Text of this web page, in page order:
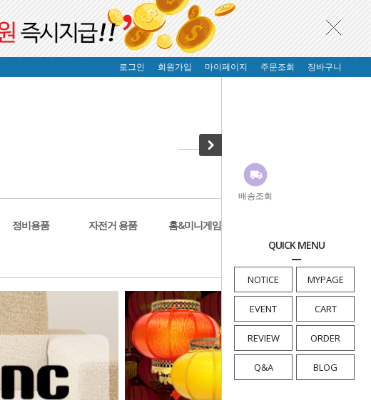
배송조회
QUICK MENU
NOTICE MYPAGE
EVENT CART
REVIEW ORDER
Q&A BLOG
로그인 회원가입 마이페이지 주문조회 장바구니
정비용품 자전거 용품 홈&미니게임